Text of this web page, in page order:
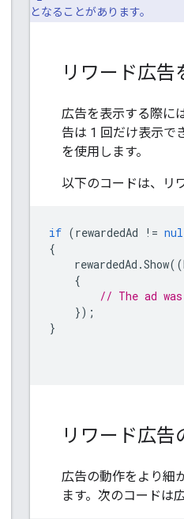
となることがあります。
リワード広
広告を表示する際に
告は 1 回だけ表示で
を使用します。
以下のコードは、リ
if (rewardedAd !=
{
rewardedAd .Show((
{
// The ad
});
}
リワード広告
広告の動作をより細
ます。次のコードは